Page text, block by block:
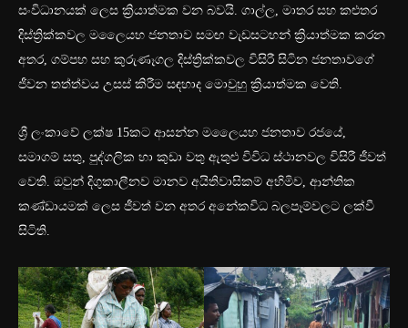
සංවිධානයක් ලෙස ක්‍රියාත්මක වන බවයි. ගාල්ල, මාතර සහ කළුතර
දිස්ත්‍රික්කවල මලෛයහ ජනතාව සමඟ වැඩසටහන් ක්‍රියාත්මක කරන
අතර, ගම්පහ සහ කුරුණෑගල දිස්ත්‍රික්කවල විසිරී සිටින ජනතාවගේ
ජීවන තත්ත්වය උසස් කිරීම සඳහාද මොවුහු ක්‍රියාත්මක වෙති.
ශ්‍රී ලංකාවේ ලක්ෂ 15කට ආසන්න මලෛයහ ජනතාව රජයේ,
සමාගම් සතු, පුද්ගලික හා කුඩා වතු ඇතුළු විවිධ ස්ථානවල විසිරී ජීවත්
වෙති. ඔවුන් දිගුකාලීනව මානව අයිතිවාසිකම් අහිමිව, ආන්තික
කණ්ඩායමක් ලෙස ජීවත් වන අතර අනේකවිධ බලපෑම්වලට ලක්වී
සිටිති.